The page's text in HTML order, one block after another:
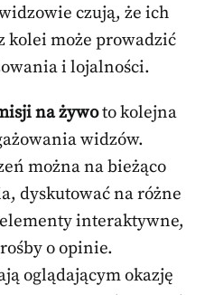
czują, że ich
kolei może prowadzić
i lojalności.
na żywoto kolejna
widzów.
można na bieżąco
dyskutować na różne
interaktywne,
o opinie.
oglądającym okazję